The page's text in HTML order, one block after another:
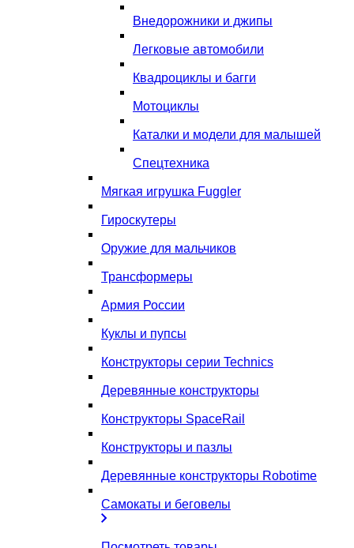
Внедорожники и джипы
Легковые автомобили
Квадроциклы и багги
Мотоциклы
Каталки и модели для малышей
Спецтехника
Мягкая игрушка Fuggler
Гироскутеры
Оружие для мальчиков
Трансформеры
Армия России
Куклы и пупсы
Конструкторы серии Technics
Деревянные конструкторы
Конструкторы SpaceRail
Конструкторы и пазлы
Деревянные конструкторы Robotime
Самокаты и беговелы